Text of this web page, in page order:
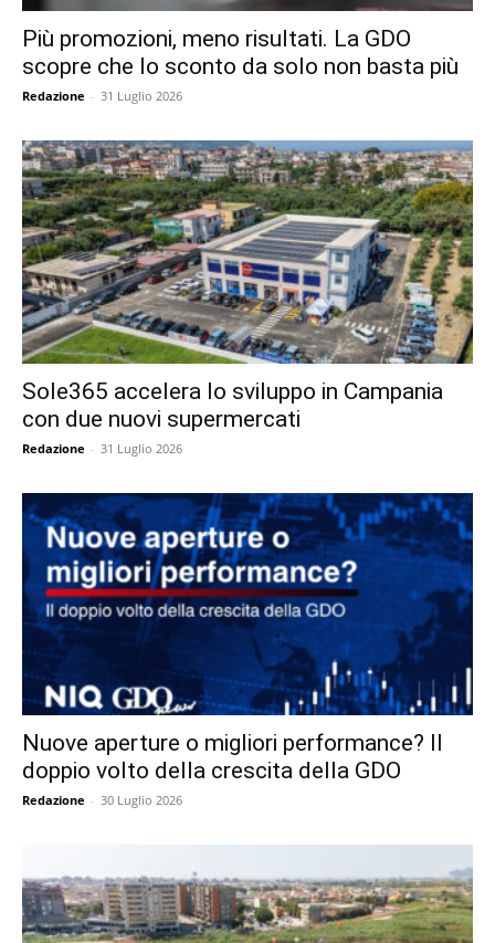
Più promozioni, meno risultati. La GDO
scopre che lo sconto da solo non basta più
Redazione - 31 Luglio 2026
Sole365 accelera lo sviluppo in Campania
con due nuovi supermercati
Redazione - 31 Luglio 2026
Nuove aperture o migliori performance? Il
doppio volto della crescita della GDO
Redazione - 30 Luglio 2026